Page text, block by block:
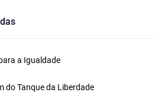
a Igualdade
do Tanque da Liberdade